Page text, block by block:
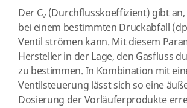
Der Cv (Durchflusskoeffizient) gibt
bei einem bestimmten Druckabfall
Ventil strömen kann. Mit diesem
Hersteller in der Lage, den Gasfluss
zu bestimmen. In Kombination mit
Ventilsteuerung lässt sich so eine
Dosierung der Vorläuferprodukte